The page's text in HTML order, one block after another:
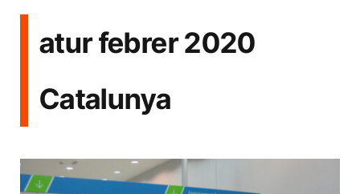
atur febrer 2020
Catalunya